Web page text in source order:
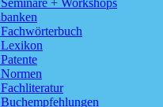
Seminare + Workshops
Fachwörterbuch
Lexikon
Patente
Normen
Fachliteratur
Buchempfehlungen